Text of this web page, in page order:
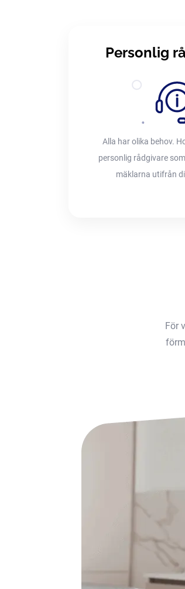
Personlig
Alla har olika behov.
personlig rådgivare
mäklarna utifrån
För